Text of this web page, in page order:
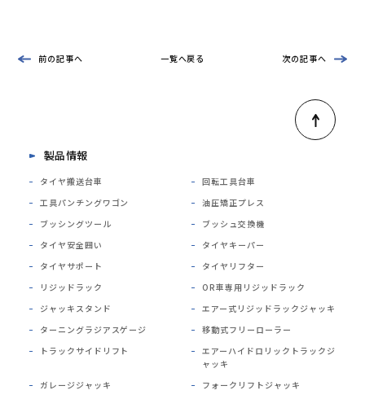
前の記事へ 一覧へ戻る 次の記事へ
製品情報
タイヤ搬送台車
回転工具台車
工具パンチングワゴン
油圧矯正プレス
ブッシングツール
ブッシュ交換機
タイヤ安全囲い
タイヤキーパー
タイヤサポート
タイヤリフター
リジッドラック
OR車専用リジッドラック
ジャッキスタンド
エアー式リジッドラックジャッキ
ターニングラジアスゲージ
移動式フリーローラー
トラックサイドリフト
エアーハイドロリックトラックジ
ャッキ
ガレージジャッキ
フォークリフトジャッキ